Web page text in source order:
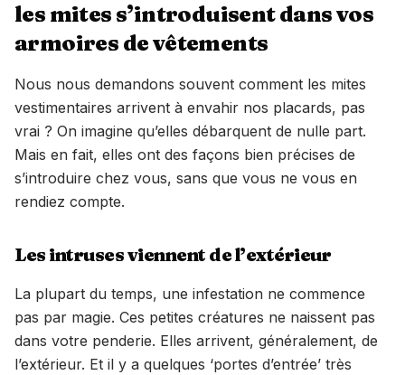
les mites s’introduisent dans vos
armoires de vêtements
Nous nous demandons souvent comment les mites
vestimentaires arrivent à envahir nos placards, pas
vrai ? On imagine qu’elles débarquent de nulle part.
Mais en fait, elles ont des façons bien précises de
s’introduire chez vous, sans que vous ne vous en
rendiez compte.
Les intruses viennent de l’extérieur
La plupart du temps, une infestation ne commence
pas par magie. Ces petites créatures ne naissent pas
dans votre penderie. Elles arrivent, généralement, de
l’extérieur. Et il y a quelques ‘portes d’entrée’ très